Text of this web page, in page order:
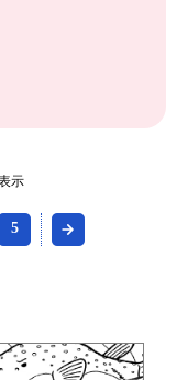
示
5